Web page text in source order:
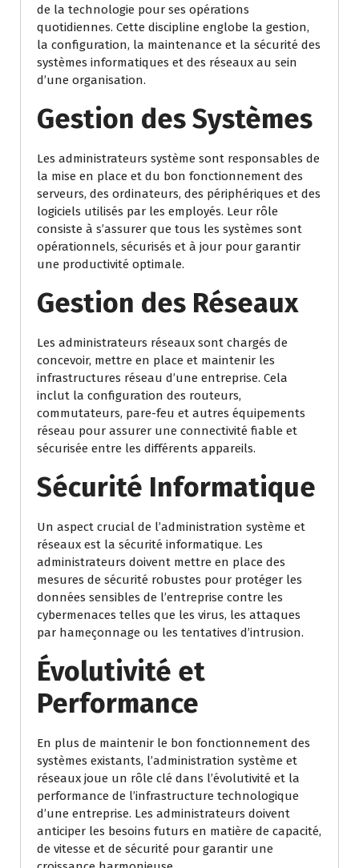
de la technologie pour ses opérations
quotidiennes. Cette discipline englobe la gestion,
la configuration, la maintenance et la sécurité des
systèmes informatiques et des réseaux au sein
d’une organisation.
Gestion des Systèmes
Les administrateurs système sont responsables de
la mise en place et du bon fonctionnement des
serveurs, des ordinateurs, des périphériques et des
logiciels utilisés par les employés. Leur rôle
consiste à s’assurer que tous les systèmes sont
opérationnels, sécurisés et à jour pour garantir
une productivité optimale.
Gestion des Réseaux
Les administrateurs réseaux sont chargés de
concevoir, mettre en place et maintenir les
infrastructures réseau d’une entreprise. Cela
inclut la configuration des routeurs,
commutateurs, pare-feu et autres équipements
réseau pour assurer une connectivité fiable et
sécurisée entre les différents appareils.
Sécurité Informatique
Un aspect crucial de l’administration système et
réseaux est la sécurité informatique. Les
administrateurs doivent mettre en place des
mesures de sécurité robustes pour protéger les
données sensibles de l’entreprise contre les
cybermenaces telles que les virus, les attaques
par hameçonnage ou les tentatives d’intrusion.
Évolutivité et
Performance
En plus de maintenir le bon fonctionnement des
systèmes existants, l’administration système et
réseaux joue un rôle clé dans l’évolutivité et la
performance de l’infrastructure technologique
d’une entreprise. Les administrateurs doivent
anticiper les besoins futurs en matière de capacité,
de vitesse et de sécurité pour garantir une